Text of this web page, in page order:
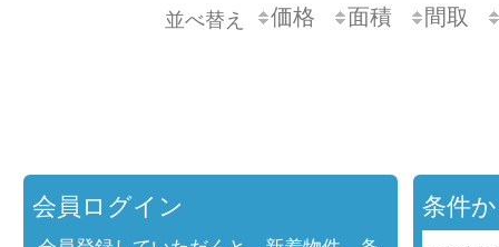
並べ替え 価格 面積 間取
会員ログイン 条件